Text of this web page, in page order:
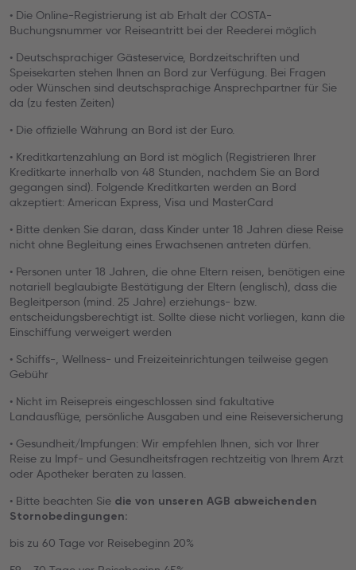
• Die Online-Registrierung ist ab Erhalt der COSTA-
Buchungsnummer vor Reiseantritt bei der Reederei möglich
• Deutschsprachiger Gästeservice, Bordzeitschriften und
Speisekarten stehen Ihnen an Bord zur Verfügung. Bei Fragen
oder Wünschen sind deutschsprachige Ansprechpartner für Sie
da (zu festen Zeiten)
• Die offizielle Währung an Bord ist der Euro.
• Kreditkartenzahlung an Bord ist möglich (Registrieren Ihrer
Kreditkarte innerhalb von 48 Stunden, nachdem Sie an Bord
gegangen sind). Folgende Kreditkarten werden an Bord
akzeptiert: American Express, Visa und MasterCard
• Bitte denken Sie daran, dass Kinder unter 18 Jahren diese Reise
nicht ohne Begleitung eines Erwachsenen antreten dürfen.
• Personen unter 18 Jahren, die ohne Eltern reisen, benötigen eine
notariell beglaubigte Bestätigung der Eltern (englisch), dass die
Begleitperson (mind. 25 Jahre) erziehungs- bzw.
entscheidungsberechtigt ist. Sollte diese nicht vorliegen, kann die
Einschiffung verweigert werden
• Schiffs-, Wellness- und Freizeiteinrichtungen teilweise gegen
Gebühr
• Nicht im Reisepreis eingeschlossen sind fakultative
Landausflüge, persönliche Ausgaben und eine Reiseversicherung
• Gesundheit/Impfungen: Wir empfehlen Ihnen, sich vor Ihrer
Reise zu Impf- und Gesundheitsfragen rechtzeitig von Ihrem Arzt
oder Apotheker beraten zu lassen.
• Bitte beachten Sie die von unseren AGB abweichenden
Stornobedingungen:
bis zu 60 Tage vor Reisebeginn 20%